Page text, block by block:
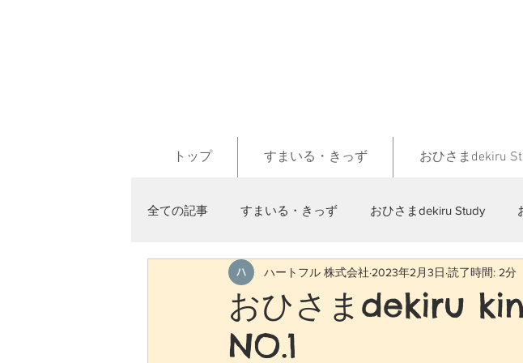
トップ すまいる・きっず おひさまdekiru
全ての記事 すまいる・きっず おひさまdekiru Study
おひさまdekiru
NO.1
ハートフル 株式会社 2023年2月3日 読了時間: 2分